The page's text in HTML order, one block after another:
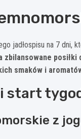
jadłospisu na 7
zbilansowane
smaków i
start
z